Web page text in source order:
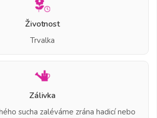
Životnost
Trvalka
Zálivka
sucha zaléváme zrána hadicí nebo